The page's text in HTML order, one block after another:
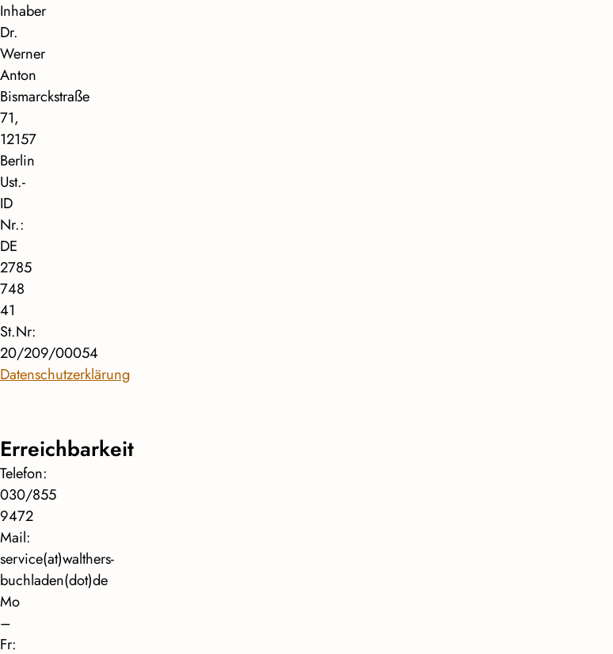
Inhaber
Dr.
Werner
Anton
Bismarckstraße
71,
12157
Berlin
Ust.-
ID
Nr.:
DE
2785
748
41
St.Nr:
20/209/00054
Datenschutzerklärung
Erreichbarkeit
Telefon:
030/855
9472
Mail:
service(at)walthers-
buchladen(dot)de
Mo
–
Fr: